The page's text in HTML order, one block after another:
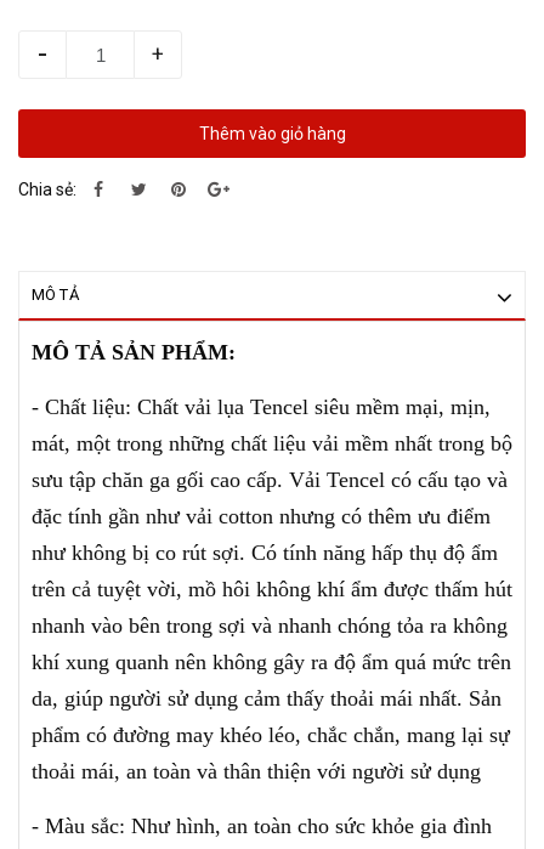
- +
Thêm vào giỏ hàng
Chia sẻ:
MÔ TẢ
MÔ TẢ SẢN PHẨM:
- Chất liệu: Chất vải lụa Tencel siêu mềm mại, mịn,
mát, một trong những chất liệu vải mềm nhất trong bộ
sưu tập chăn ga gối cao cấp. Vải Tencel có cấu tạo và
đặc tính gần như vải cotton nhưng có thêm ưu điểm
như không bị co rút sợi. Có tính năng hấp thụ độ ẩm
trên cả tuyệt vời, mồ hôi không khí ẩm được thấm hút
nhanh vào bên trong sợi và nhanh chóng tỏa ra không
khí xung quanh nên không gây ra độ ẩm quá mức trên
da, giúp người sử dụng cảm thấy thoải mái nhất. Sản
phẩm có đường may khéo léo, chắc chắn, mang lại sự
thoải mái, an toàn và thân thiện với người sử dụng
- Màu sắc: Như hình, an toàn cho sức khỏe gia đình